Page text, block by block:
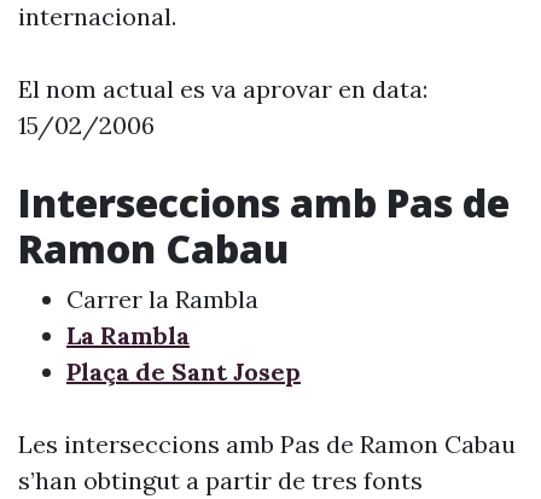
internacional.
El nom actual es va aprovar en data:
15/02/2006
Interseccions amb Pas de
Ramon Cabau
Carrer la Rambla
La Rambla
Plaça de Sant Josep
Les interseccions amb Pas de Ramon Cabau
s’han obtingut a partir de tres fonts